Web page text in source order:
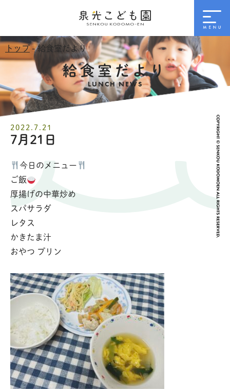
トップ- 給食室だより
給食室だより
LUNCH NEWS
2022.7.21
7月21日
今日のメニュー
ご飯
厚揚げの中華炒め
スパサラダ
レタス
かきたま汁
おやつ プリン